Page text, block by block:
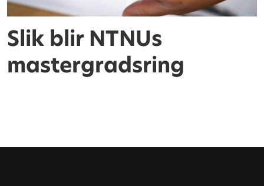
Slik blir NTNUs
mastergradsring